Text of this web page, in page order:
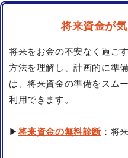
将来資金が
将来をお金の不安なく過ご
方法を理解し、計画的に準
は、将来資金の準備をスム
利用できます。
▶将来資金の無料診断 ：将